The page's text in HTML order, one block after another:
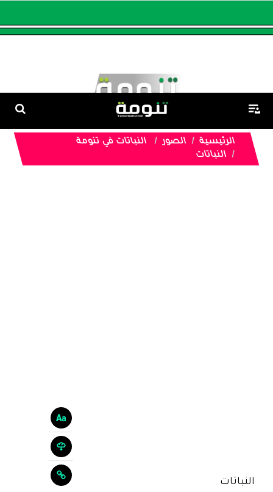
الرئيسية الصور
النباتات في تنومة
النباتات
النباتات